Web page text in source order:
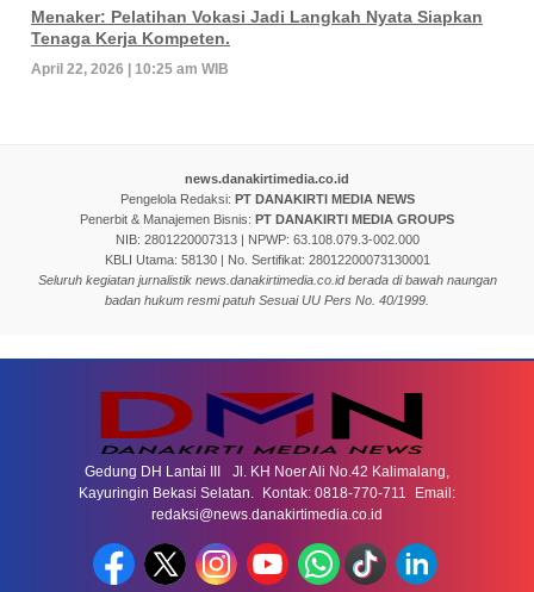
Menaker: Pelatihan Vokasi Jadi Langkah Nyata Siapkan
Tenaga Kerja Kompeten.
April 22, 2026 | 10:25 am WIB
news.danakirtimedia.co.id
Pengelola Redaksi: PT DANAKIRTI MEDIA NEWS
Penerbit & Manajemen Bisnis: PT DANAKIRTI MEDIA GROUPS
NIB: 2801220007313 | NPWP: 63.108.079.3-002.000
KBLI Utama: 58130 | No. Sertifikat: 28012200073130001
Seluruh kegiatan jurnalistik news.danakirtimedia.co.id berada di bawah naungan
badan hukum resmi patuh Sesuai UU Pers No. 40/1999.
Gedung DH Lantai III Jl. KH Noer Ali No.42 Kalimalang,
Kayuringin Bekasi Selatan. Kontak: 0818-770-711 Email:
redaksi@news.danakirtimedia.co.id